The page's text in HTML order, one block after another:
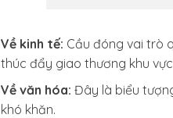
Về kinh tế: Cầu đóng vai trò
thúc đẩy giao thương khu
Về văn hóa: Đây là biểu
khó khăn.